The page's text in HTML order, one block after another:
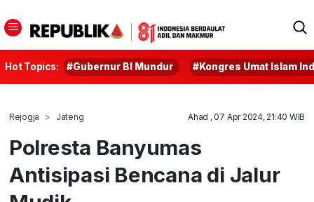
Hot Topics: #Gubernur BI Mundur #Kongres Umat Islam
Rejogja Jateng Ahad , 07 Apr 2024, 21:40 WIB
Polresta Banyumas
Antisipasi Bencana di Jalur